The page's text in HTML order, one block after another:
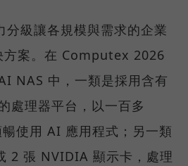
分級讓各規模與需求的企業
方案。在 Computex 2026
NAS 中，一類是採用含有
處理器平台，以一百多
使用 AI 應用程式；另一類
2 張 NVIDIA 顯示卡，處理